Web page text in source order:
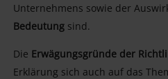
Unternehmens sowie der
Bedeutungsind.
Die Erwägungsgründe der
Erklärung sich auch auf das